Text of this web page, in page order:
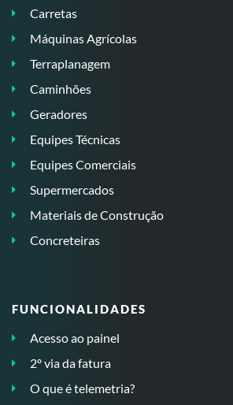
Carretas
Máquinas Agrícolas
Terraplanagem
Caminhões
Geradores
Equipes Técnicas
Equipes Comerciais
Supermercados
Materiais de Construção
Concreteiras
FUNCIONALIDADES
Acesso ao painel
2º via da fatura
O que é telemetria?